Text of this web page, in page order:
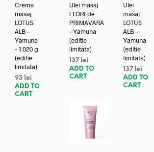
Crema
masaj
LOTUS
ALB –
Yamuna
– 1.020 g
(editie
limitata)
93
lei
ADD TO
CART
Ulei masaj
FLORI de
PRIMAVARA
– Yamuna
(editie
limitata)
137 lei
ADD TO
CART
Ulei
masaj
LOTUS
ALB –
Yamuna
(editie
limitata)
137 lei
ADD TO
CART